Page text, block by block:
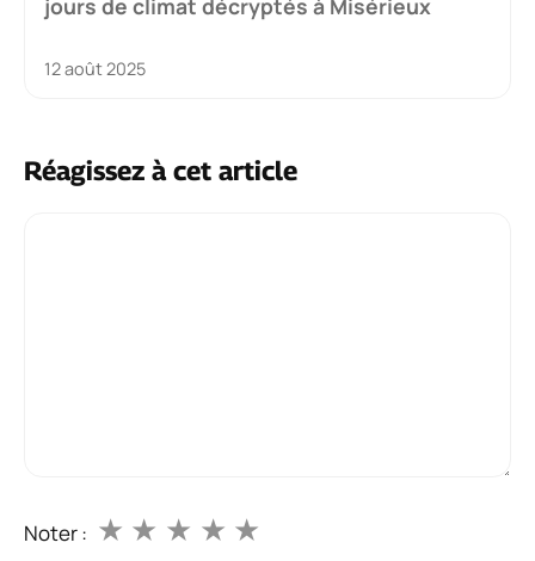
jours de climat décryptés à Misérieux
12 août 2025
Réagissez à cet article
Noter : ★
★
★
★
★